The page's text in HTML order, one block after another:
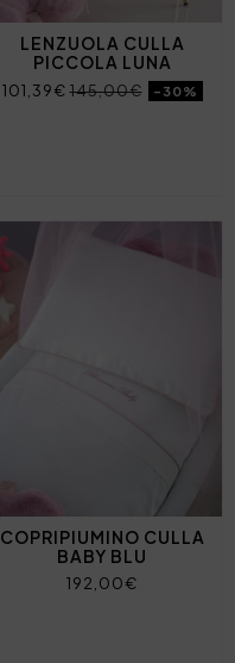
LENZUOLA CULLA
PICCOLA LUNA
101,39€145,00€ -30%
COPRIPIUMINO CULLA
BABY BLU
192,00€